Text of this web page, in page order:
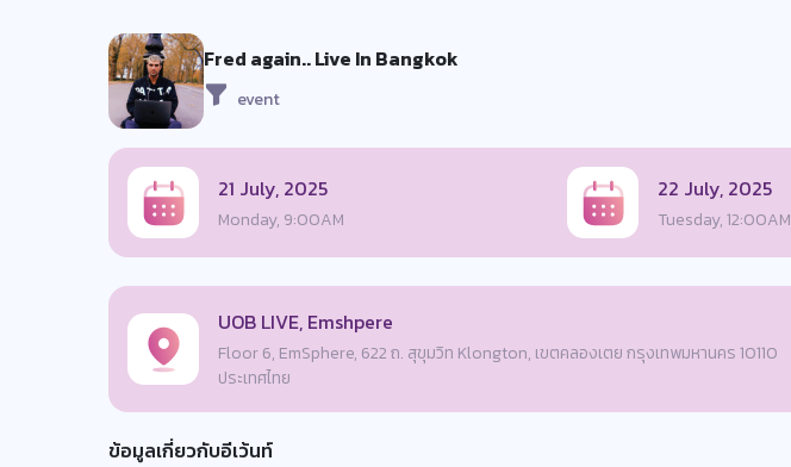
Fred again.. Live In Bangkok
event
21 July, 2025
Monday, 9:00AM
22 July, 2025
Tuesday, 12:00AM
UOB LIVE, Emshpere
Floor 6, EmSphere, 622 ถ. สุขุมวิท Klongton, เขตคลองเตย กรุงเทพมหานคร 10110
ประเทศไทย
ข้อมูลเกี่ยวกับอีเว้นท์